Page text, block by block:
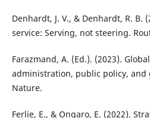
Denhardt, J. V., & Denhardt, R. B.
service: Serving, not steering.
Farazmand, A. (Ed.). (2023).
administration, public policy, and
Nature.
Ferlie, E., & Ongaro, E. (2022).